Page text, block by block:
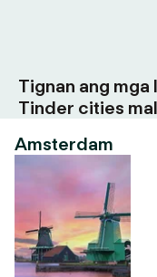
Tignan ang mga
Tinder cities
Amsterdam